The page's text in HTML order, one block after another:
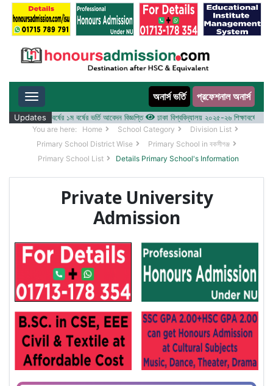
Toggle navigation অনার্স ভর্তি প্রফেশনাল অনার্স
Updates
২০২৫-২৬ শিক্ষাবর্ষের ১ম বর্ষের ভর্তি আবেদন বিজ্ঞপ্তি ঢাকা বিশ্ববিদ্যালয় ২০২৫-২৬ শিক্ষাবর্ষে
You are here: Home School Category
Division List
Primary School District Wise
Primary School in বকসীগঞ্জ
Primary School List
Details Primary School's Information
Private University
Admission